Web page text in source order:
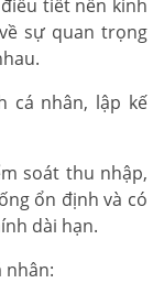
tiết nền kinh
sự quan trọng
cá nhân, lập kế
soát thu nhập,
ổn định và có
dài hạn.
nhân: